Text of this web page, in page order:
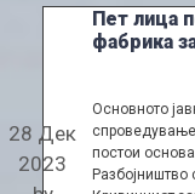
Пет лица
фабрика
28 Дек
2023
Основното
постои